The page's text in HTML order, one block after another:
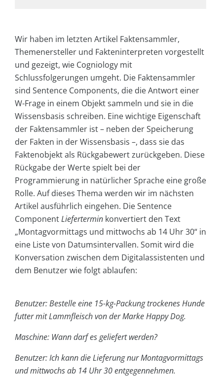
Wir haben im letzten Artikel Faktensammler,
Themenersteller und Fakteninterpreten vorgestellt
und gezeigt, wie Cogniology mit
Schlussfolgerungen umgeht. Die Faktensammler
sind Sentence Components, die die Antwort einer
W-Frage in einem Objekt sammeln und sie in die
Wissensbasis schreiben. Eine wichtige Eigenschaft
der Faktensammler ist – neben der Speicherung
der Fakten in der Wissensbasis –, dass sie das
Faktenobjekt als Rückgabewert zurückgeben. Diese
Rückgabe der Werte spielt bei der
Programmierung in natürlicher Sprache eine große
Rolle. Auf dieses Thema werden wir im nächsten
Artikel ausführlich eingehen. Die Sentence
ComponentLiefertermin konvertiert den Text
„Montagvormittags und mittwochs ab 14 Uhr 30“ in
eine Liste von Datumsintervallen. Somit wird die
Konversation zwischen dem Digitalassistenten und
dem Benutzer wie folgt ablaufen:
Benutzer: Bestelle eine 15-kg-Packung trockenes Hunde
futter mit Lammfleisch von der Marke Happy Dog.
Maschine: Wann darf es geliefert werden?
Benutzer: Ich kann die Lieferung nur Montagvormittags
und mittwochs ab 14 Uhr 30 entgegennehmen.